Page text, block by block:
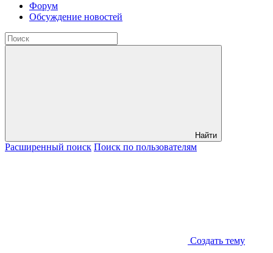
Форум
Обсуждение новостей
Найти
Расширенный поиск Поиск по пользователям
Создать тему